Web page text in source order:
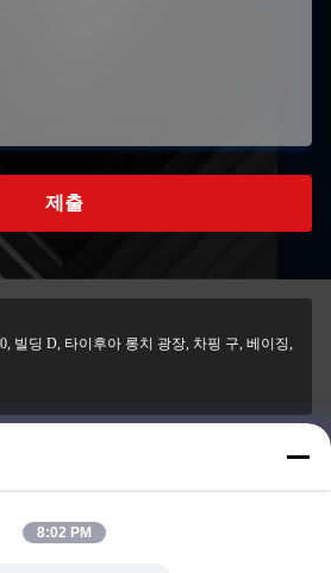
제출
빌딩 D, 타이후아 롱치 광장, 차핑 구, 베이징,
8:02 PM